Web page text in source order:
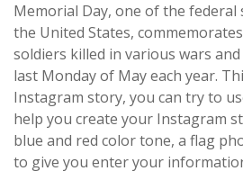
Memorial Day, one of the
the United States,
soldiers killed in various wars
last Monday of May each year.
Instagram story, you can try to
help you create your Instagram
blue and red color tone, a flag
to give you enter your